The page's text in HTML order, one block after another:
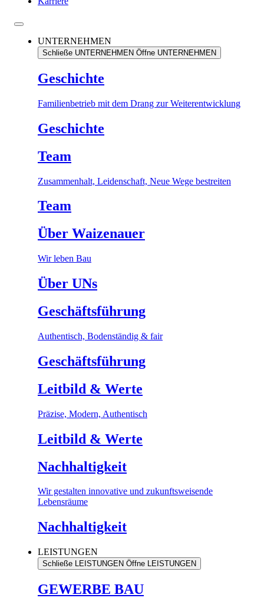
UNTERNEHMEN
Schließe UNTERNEHMEN Öffne UNTERNEHMEN
Geschichte
Familienbetrieb mit dem Drang zur Weiterentwicklung
Geschichte
Team
Zusammenhalt, Leidenschaft, Neue Wege bestreiten
Team
Über Waizenauer
Wir leben Bau
Über UNs
Geschäftsführung
Authentisch, Bodenständig & fair
Geschäftsführung
Leitbild & Werte
Präzise, Modern, Authentisch
Leitbild & Werte
Nachhaltigkeit
Wir gestalten innovative und zukunftsweisende
Lebensräume
Nachhaltigkeit
LEISTUNGEN
Schließe LEISTUNGEN Öffne LEISTUNGEN
GEWERBE BAU